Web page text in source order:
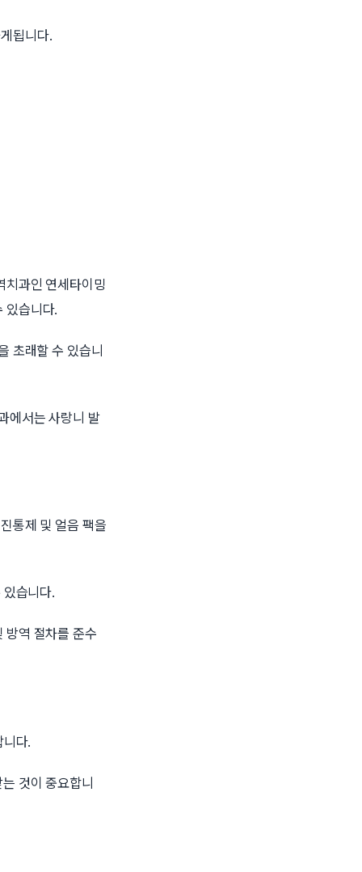
됩니다.
치과인 연세타이밍
있습니다.
초래할 수 있습니
에서는 사랑니 발
통제 및 얼음 팩을
습니다.
방역 절차를 준수
다.
것이 중요합니